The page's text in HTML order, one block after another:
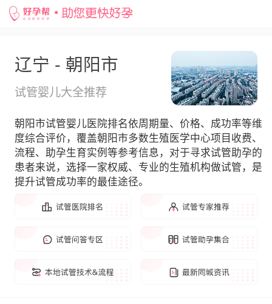
辽宁 - 朝阳市
试管婴儿大全推荐
朝阳市试管婴儿医院排名依周期量、价格、成功率等维
度综合评价，覆盖朝阳市多数生殖医学中心项目收费、
流程、助孕生育实例等参考信息，对于寻求试管助孕的
患者来说，选择一家权威、专业的生殖机构做试管，是
提升试管成功率的最佳途径。